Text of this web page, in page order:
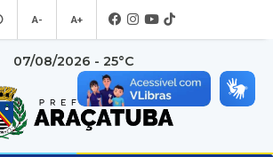
A- A+
07/08/2026 - 25°C